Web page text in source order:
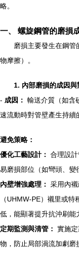
略。
一、 螺旋鋼管的磨損
磨損主要發生在鋼
物摩擦）。
1. 內部磨損的成因與
- 成因： 輸送介質（如含
速流動時對管壁產生持續
避免策略：
優化工藝設計： 合理設
易磨損部位（如彎頭、變
內壁增強處理： 采用內
（UHMW-PE）襯里或
低，能顯著提升抗沖刷能
定期監測與清管： 實施
物，防止局部渦流加劇磨